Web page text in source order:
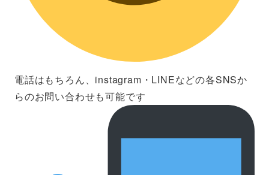
電話はもちろん、instagram・LINEなどの各SNSか
らのお問い合わせも可能です